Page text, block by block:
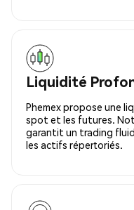
Liquidité
Phemex propose une
spot et les futures.
garantit un trading
les actifs répertoriés.